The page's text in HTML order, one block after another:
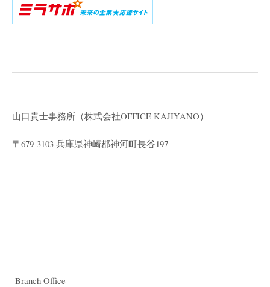
山口貴士事務所（株式会社OFFICE KAJIYANO）
〒679-3103 兵庫県神崎郡神河町長谷197
Branch Office